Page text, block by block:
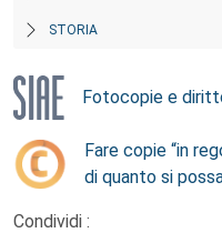
STORIA
Fotocopie e
Fare copie “in
di quanto si
Condividi :